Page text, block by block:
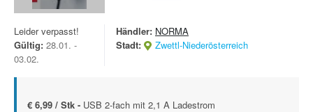
Leider verpasst!
Gültig: 28.01. -
03.02.
Händler: NORMA
Stadt:
Zwettl-Niederösterreich
€ 6,99 / Stk - USB 2-fach mit 2,1 A Ladestrom